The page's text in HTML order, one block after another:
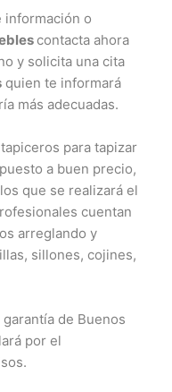
información o
contacta ahora
y solicita una cita
quien te informará
más adecuadas.
para tapizar
a buen precio,
que se realizará el
cuentan
arreglando y
sillones, cojines,
de Buenos
por el